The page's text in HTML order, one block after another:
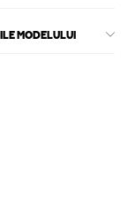
MODELULUI